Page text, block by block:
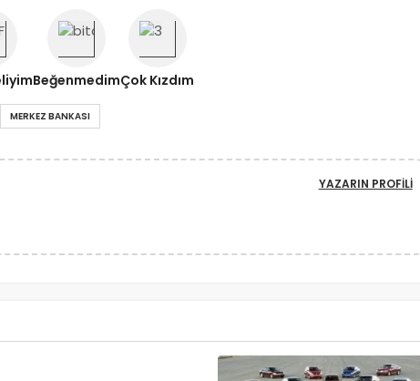
BeğenmedimÇok Kızdım
MERKEZ BANKASI
YAZARIN PROFILI